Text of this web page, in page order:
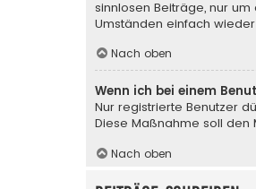
sinnlosen Beiträge, nur
Umständen einfach
Nach oben
Wenn ich bei einem
Nur registrierte Benutzer
Diese Maßnahme soll den
Nach oben